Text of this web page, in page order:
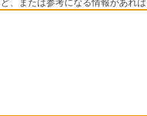
、または参考になる情報があれ